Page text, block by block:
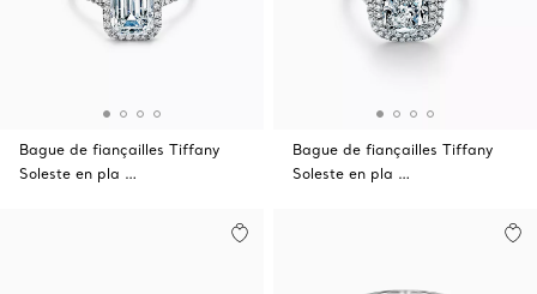
Bague de fiançailles Tiffany
Soleste en pla …
Bague de fiançailles Tiffany
Soleste en pla …